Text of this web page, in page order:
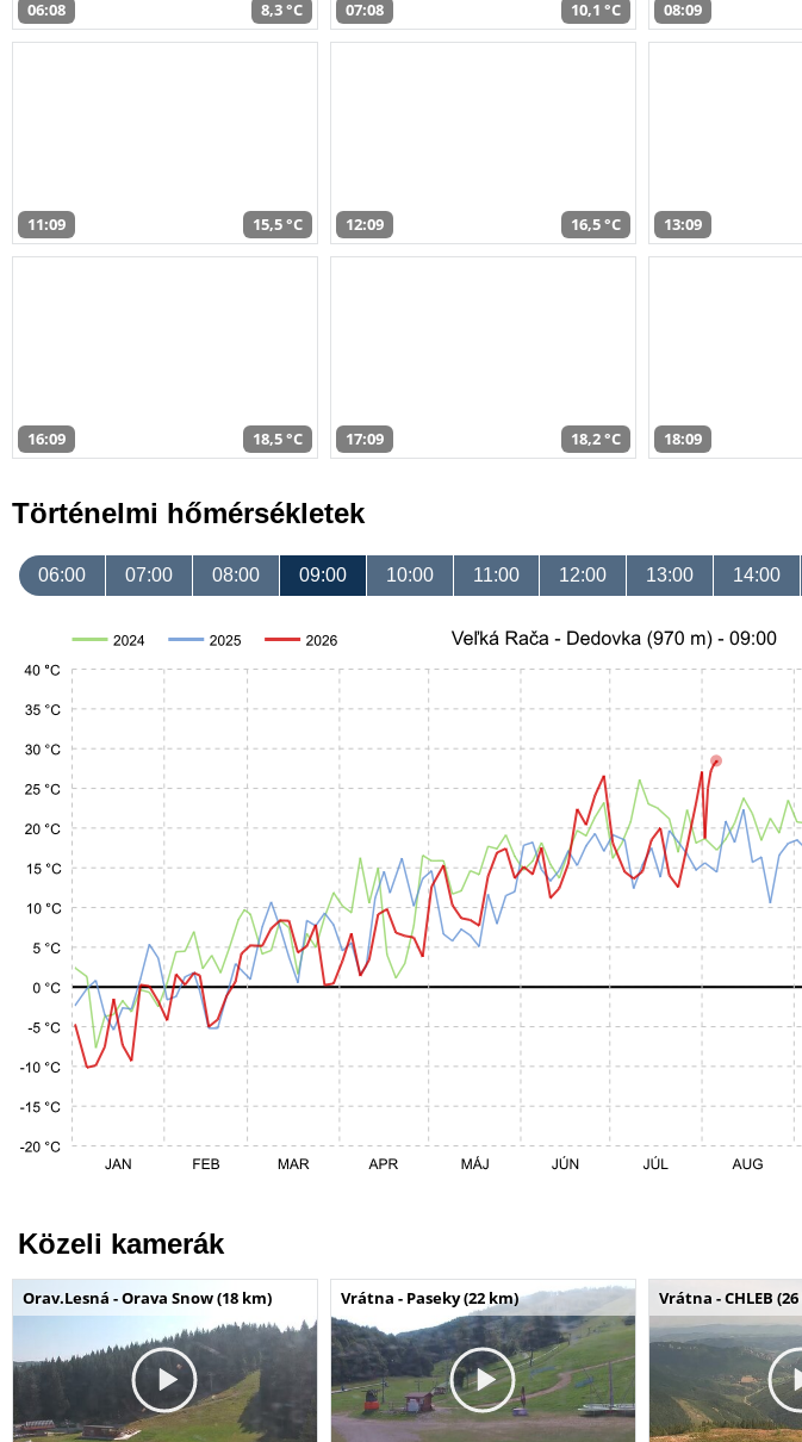
06:08 8,3 °C 07:08 10,1 °C 08:09
11:09 15,5 °C 12:09 16,5 °C 13:09
16:09 18,5 °C 17:09 18,2 °C 18:09
Történelmi hőmérsékletek
06:00 07:00 08:00 09:00 10:00 11:00 12:00 13:00 14:00
Közeli kamerák
Orav.Lesná - Orava Snow (18 km) Vrátna - Paseky (22 km) Vrátna - CHLEB